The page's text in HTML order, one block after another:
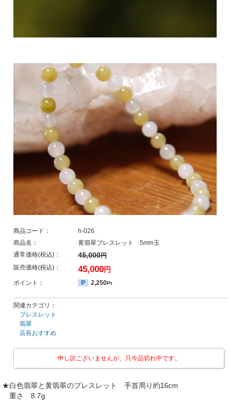
商品コード：
h-026
商品名：
黄翡翠ブレスレット 5mm玉
通常価格(税込)：
45,000円
販売価格(税込)： 45,000円
ポイント： P 2,250Pt
関連カテゴリ：
ブレスレット
翡翠
店長おすすめ
申し訳ございませんが、只今品切れ中です。
★白色翡翠と黄翡翠のブレスレット 手首周り約16cm
重さ 8.7g